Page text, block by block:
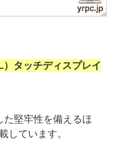
タッチディスプレイ
た堅牢性を備えるほ
しています。